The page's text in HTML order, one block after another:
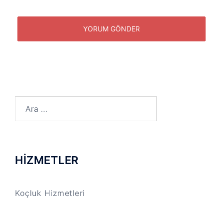
HİZMETLER
Koçluk Hizmetleri